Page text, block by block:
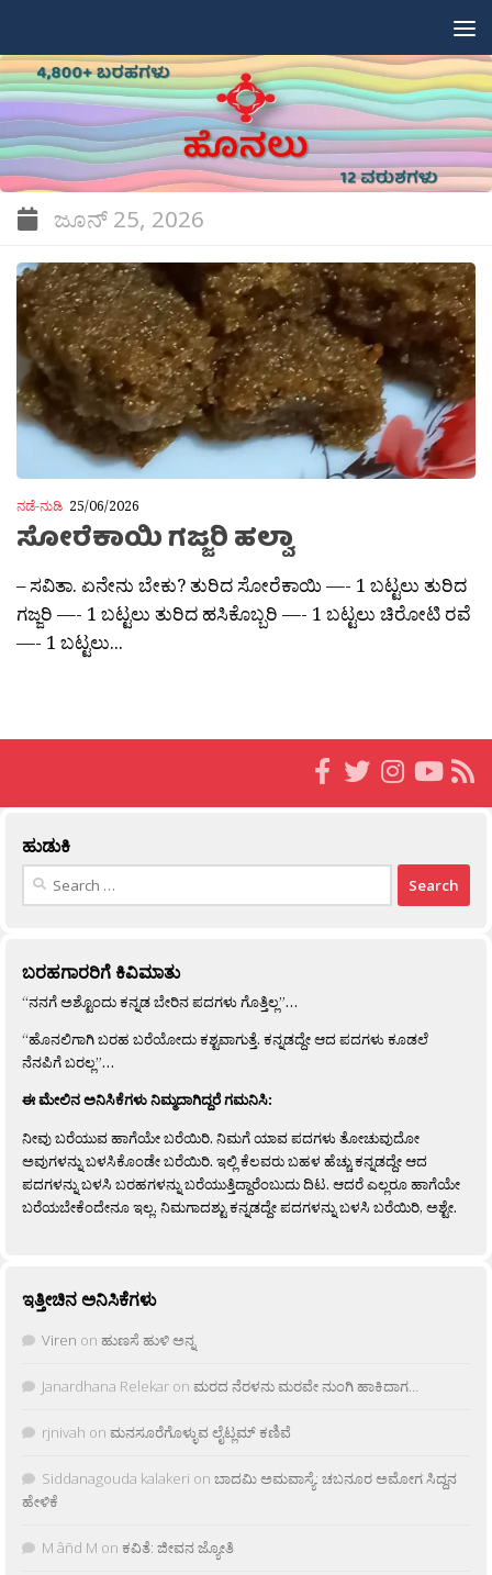
ಜೂನ್ 25, 2026
ನಡೆ-ನುಡಿ 25/06/2026
ಸೋರೆಕಾಯಿ ಗಜ್ಜರಿ ಹಲ್ವಾ
– ಸವಿತಾ. ಏನೇನು ಬೇಕು? ತುರಿದ ಸೋರೆಕಾಯಿ —- 1 ಬಟ್ಟಲು ತುರಿದ
ಗಜ್ಜರಿ —- 1 ಬಟ್ಟಲು ತುರಿದ ಹಸಿಕೊಬ್ಬರಿ —- 1 ಬಟ್ಟಲು ಚಿರೋಟಿ ರವೆ
—- 1 ಬಟ್ಟಲು...
ಹುಡುಕಿ
Search
ಬರಹಗಾರರಿಗೆ ಕಿವಿಮಾತು
“ನನಗೆ ಅಶ್ಟೊಂದು ಕನ್ನಡ ಬೇರಿನ ಪದಗಳು ಗೊತ್ತಿಲ್ಲ”…
“ಹೊನಲಿಗಾಗಿ ಬರಹ ಬರೆಯೋದು ಕಶ್ಟವಾಗುತ್ತೆ. ಕನ್ನಡದ್ದೇ ಆದ ಪದಗಳು ಕೂಡಲೆ
ನೆನಪಿಗೆ ಬರಲ್ಲ”…
ಈ ಮೇಲಿನ ಅನಿಸಿಕೆಗಳು ನಿಮ್ಮದಾಗಿದ್ದರೆ ಗಮನಿಸಿ:
ನೀವು ಬರೆಯುವ ಹಾಗೆಯೇ ಬರೆಯಿರಿ. ನಿಮಗೆ ಯಾವ ಪದಗಳು ತೋಚುವುದೋ
ಅವುಗಳನ್ನು ಬಳಸಿಕೊಂಡೇ ಬರೆಯಿರಿ. ಇಲ್ಲಿ ಕೆಲವರು ಬಹಳ ಹೆಚ್ಚು ಕನ್ನಡದ್ದೇ ಆದ
ಪದಗಳನ್ನು ಬಳಸಿ ಬರಹಗಳನ್ನು ಬರೆಯುತ್ತಿದ್ದಾರೆಂಬುದು ದಿಟ. ಆದರೆ ಎಲ್ಲರೂ ಹಾಗೆಯೇ
ಬರೆಯಬೇಕೆಂದೇನೂ ಇಲ್ಲ. ನಿಮಗಾದಶ್ಟು ಕನ್ನಡದ್ದೇ ಪದಗಳನ್ನು ಬಳಸಿ ಬರೆಯಿರಿ, ಅಶ್ಟೇ.
ಇತ್ತೀಚಿನ ಅನಿಸಿಕೆಗಳು
Viren on ಹುಣಸೆ ಹುಳಿ ಅನ್ನ
Janardhana Relekar on ಮರದ ನೆರಳನು ಮರವೇ ನುಂಗಿ ಹಾಕಿದಾಗ…
rjnivah on ಮನಸೂರೆಗೊಳ್ಳುವ ಲೈಟ್ಲಮ್ ಕಣಿವೆ
Siddanagouda kalakeri on ಬಾದಮಿ ಅಮವಾಸ್ಯೆ: ಚಬನೂರ ಅಮೋಗ ಸಿದ್ದನ
ಹೇಳಿಕೆ
M âñd M on ಕವಿತೆ: ಜೀವನ ಜ್ಯೋತಿ